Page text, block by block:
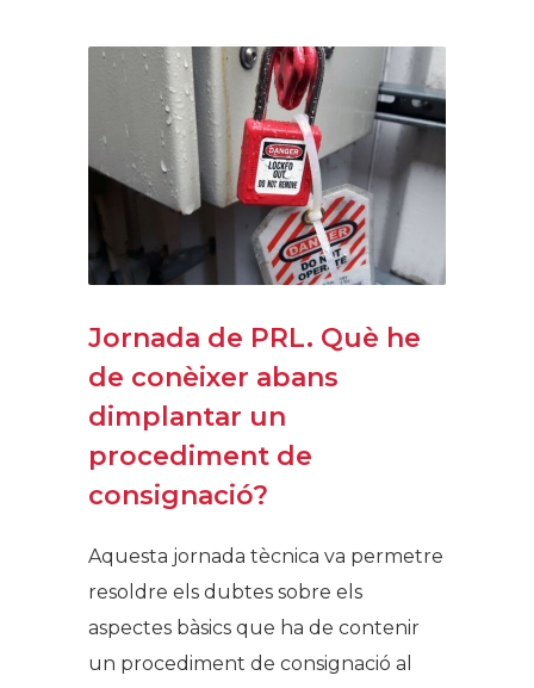
Jornada de PRL. Què he
de conèixer abans
dimplantar un
procediment de
consignació?
Aquesta jornada tècnica va permetre
resoldre els dubtes sobre els
aspectes bàsics que ha de contenir
un procediment de consignació al